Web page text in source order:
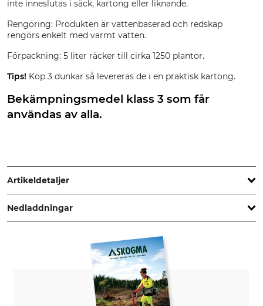
inte inneslutas i säck, kartong eller liknande.
Rengöring: Produkten är vattenbaserad och redskap
rengörs enkelt med varmt vatten.
Förpackning: 5 liter räcker till cirka 1250 plantor.
Tips! Köp 3 dunkar så levereras de i en praktisk kartong.
Bekämpningsmedel klass 3 som får
användas av alla.
Artikeldetaljer
Produkttyp
Bettskyddmedel
Made in Germany
Nedladdningar
Teknisk specifikation | 147850_säkerhetsdatablad.pdf